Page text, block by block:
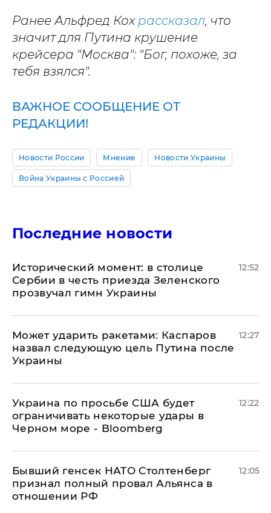
Ранее Альфред Кох рассказал, что
значит для Путина крушение
крейсера "Москва": "Бог, похоже, за
тебя взялся".
ВАЖНОЕ СООБЩЕНИЕ ОТ
РЕДАКЦИИ!
Новости России Мнение Новости Украины
Война Украины с Россией
Последние новости
Исторический момент: в столице
Сербии в честь приезда Зеленского
прозвучал гимн Украины
12:52
Может ударить ракетами: Каспаров
назвал следующую цель Путина после
Украины
12:27
Украина по просьбе США будет
ограничивать некоторые удары в
Черном море - Bloomberg
12:22
Бывший генсек НАТО Столтенберг
признал полный провал Альянса в
отношении РФ
12:05